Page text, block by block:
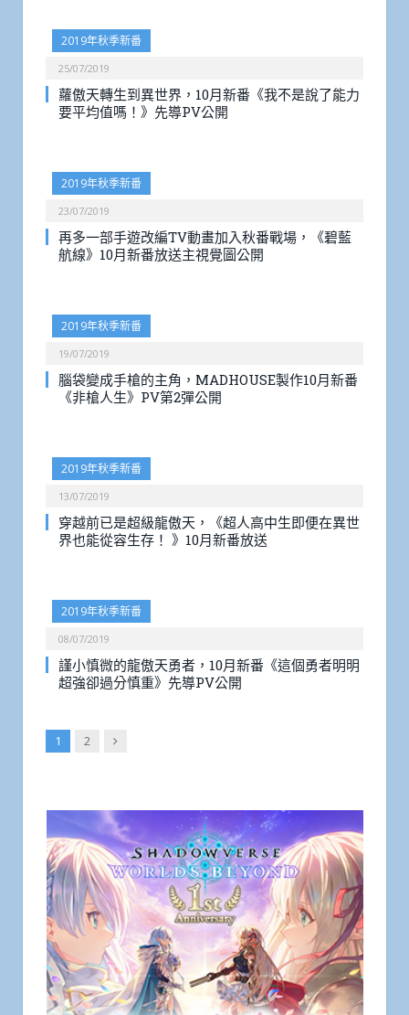
2019年秋季新番
25/07/2019
蘿傲天轉生到異世界，10月新番《我不是說了能力
要平均值嗎！》先導PV公開
2019年秋季新番
23/07/2019
再多一部手遊改編TV動畫加入秋番戰場，《碧藍
航線》10月新番放送主視覺圖公開
2019年秋季新番
19/07/2019
腦袋變成手槍的主角，MADHOUSE製作10月新番
《非槍人生》PV第2彈公開
2019年秋季新番
13/07/2019
穿越前已是超級龍傲天，《超人高中生即便在異世
界也能從容生存！ 》10月新番放送
2019年秋季新番
08/07/2019
謹小慎微的龍傲天勇者，10月新番《這個勇者明明
超強卻過分慎重》先導PV公開
1 2 Next